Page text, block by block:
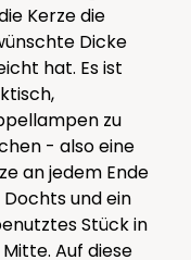
Kerze die
Dicke
hat. Es ist
zu
- also eine
an jedem Ende
Dochts und ein
Stück in
Auf diese